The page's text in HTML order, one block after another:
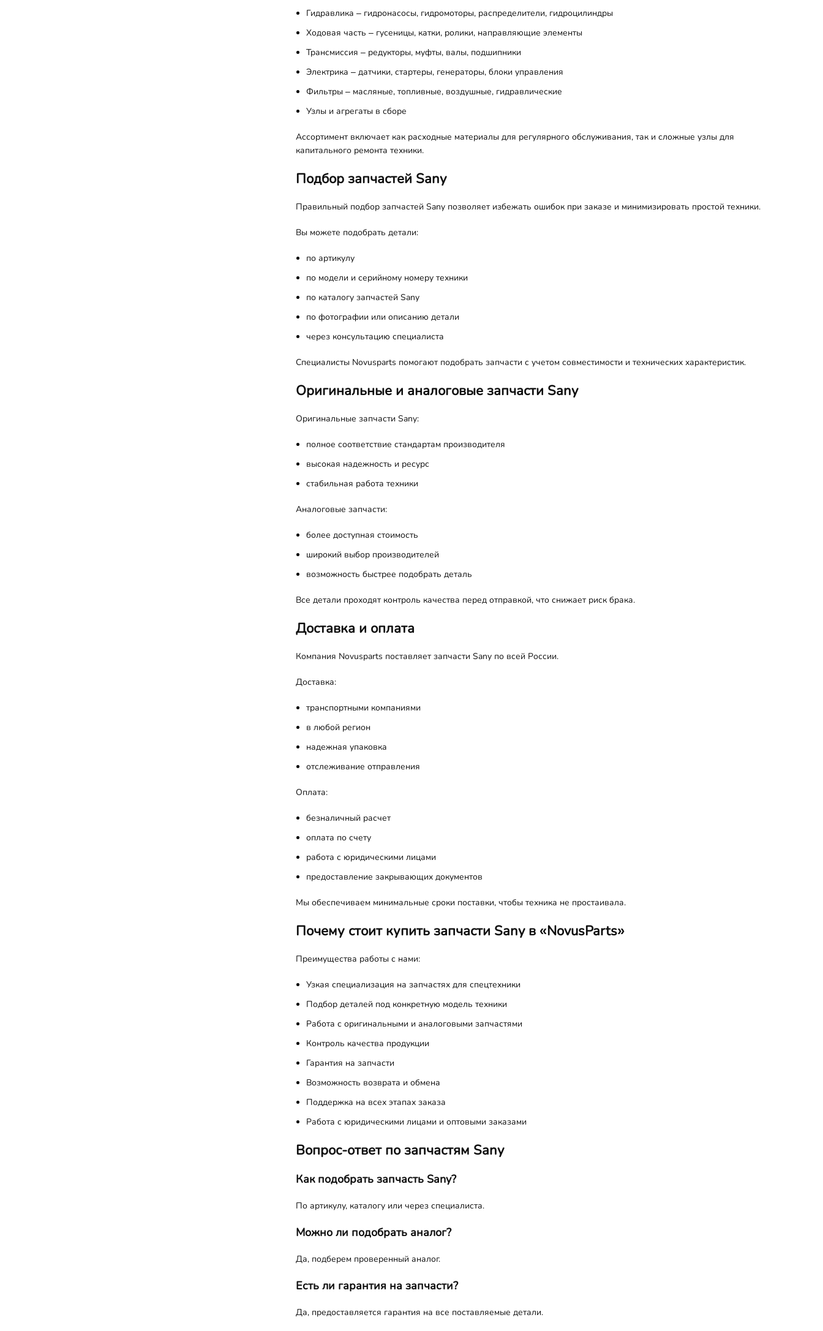
Гидравлика – гидронасосы, гидромоторы, распределители, гидроцилиндры
Ходовая часть – гусеницы, катки, ролики, направляющие элементы
Трансмиссия – редукторы, муфты, валы, подшипники
Электрика – датчики, стартеры, генераторы, блоки управления
Фильтры – масляные, топливные, воздушные, гидравлические
Узлы и агрегаты в сборе
Ассортимент включает как расходные материалы для регулярного обслуживания, так и сложные узлы для
капитального ремонта техники.
Подбор запчастей Sany
Правильный подбор запчастей Sany позволяет избежать ошибок при заказе и минимизировать простой техники.
Вы можете подобрать детали:
по артикулу
по модели и серийному номеру техники
по каталогу запчастей Sany
по фотографии или описанию детали
через консультацию специалиста
Специалисты Novusparts помогают подобрать запчасти с учетом совместимости и технических характеристик.
Оригинальные и аналоговые запчасти Sany
Оригинальные запчасти Sany:
полное соответствие стандартам производителя
высокая надежность и ресурс
стабильная работа техники
Аналоговые запчасти:
более доступная стоимость
широкий выбор производителей
возможность быстрее подобрать деталь
Все детали проходят контроль качества перед отправкой, что снижает риск брака.
Доставка и оплата
Компания Novusparts поставляет запчасти Sany по всей России.
Доставка:
транспортными компаниями
в любой регион
надежная упаковка
отслеживание отправления
Оплата:
безналичный расчет
оплата по счету
работа с юридическими лицами
предоставление закрывающих документов
Мы обеспечиваем минимальные сроки поставки, чтобы техника не простаивала.
Почему стоит купить запчасти Sany в «NovusParts»
Преимущества работы с нами:
Узкая специализация на запчастях для спецтехники
Подбор деталей под конкретную модель техники
Работа с оригинальными и аналоговыми запчастями
Контроль качества продукции
Гарантия на запчасти
Возможность возврата и обмена
Поддержка на всех этапах заказа
Работа с юридическими лицами и оптовыми заказами
Вопрос-ответ по запчастям Sany
Как подобрать запчасть Sany?
По артикулу, каталогу или через специалиста.
Можно ли подобрать аналог?
Да, подберем проверенный аналог.
Есть ли гарантия на запчасти?
Да, предоставляется гарантия на все поставляемые детали.